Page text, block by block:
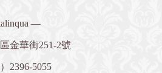
—
金華街251-2號
2396-5055